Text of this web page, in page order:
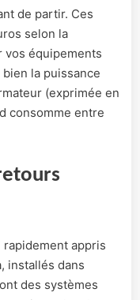
de partir. Ces
selon la
vos équipements
la puissance
(exprimée en
consomme entre
rapidement appris
installés dans
des systèmes